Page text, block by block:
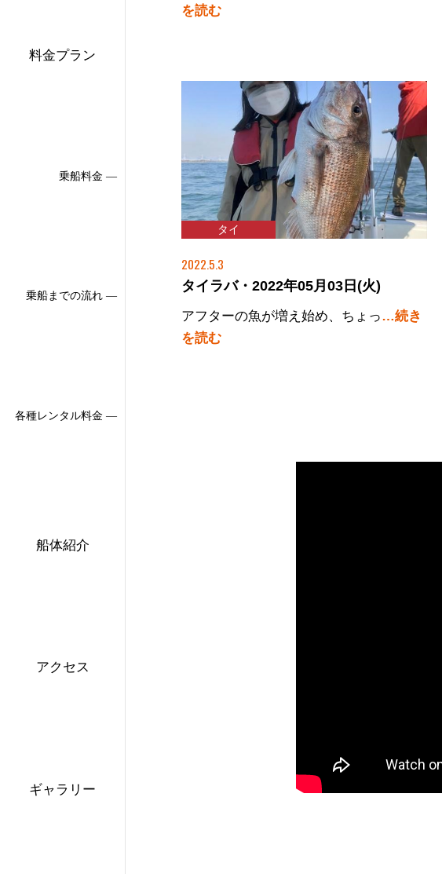
料金プラン
乗船料金 ―
乗船までの流れ ―
各種レンタル料金 ―
船体紹介
アクセス
ギャラリー
を読む
タイ
2022.5.3
タイラバ・2022年05月03日(火)
アフターの魚が増え始め、ちょっ…続き
を読む